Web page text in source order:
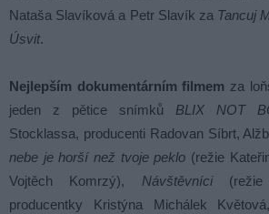
Nataša Slavíková a Petr Slavík za Tancuj
Úsvit.
Nejlepším dokumentárním filmem za
jeden z pětice snímků BLIX NOT
Stocklassa, producenti Radovan Síbrt,
nebe je horší než tvoje peklo (režie
Vojtěch Komrzý), Návštěvníci
producentky Kristýna Michálek